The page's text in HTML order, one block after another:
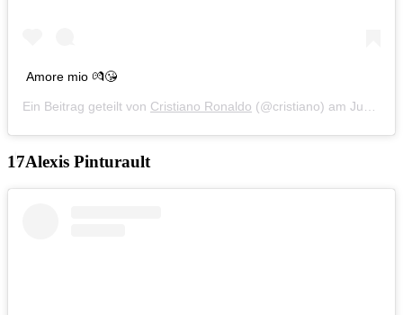
Amore mio 💏😘
Ein Beitrag geteilt von Cristiano Ronaldo (@cristiano) am Jun 23, 2019 um 11:51 PDT
Alexis Pinturault